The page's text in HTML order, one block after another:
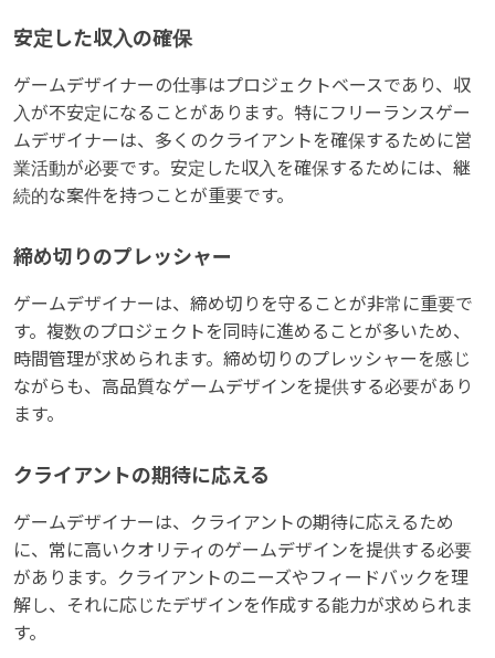
安定した収入の確保
ゲームデザイナーの仕事はプロジェクトベースであり、収
入が不安定になることがあります。特にフリーランスゲー
ムデザイナーは、多くのクライアントを確保するために営
業活動が必要です。安定した収入を確保するためには、継
続的な案件を持つことが重要です。
締め切りのプレッシャー
ゲームデザイナーは、締め切りを守ることが非常に重要で
す。複数のプロジェクトを同時に進めることが多いため、
時間管理が求められます。締め切りのプレッシャーを感じ
ながらも、高品質なゲームデザインを提供する必要があり
ます。
クライアントの期待に応える
ゲームデザイナーは、クライアントの期待に応えるため
に、常に高いクオリティのゲームデザインを提供する必要
があります。クライアントのニーズやフィードバックを理
解し、それに応じたデザインを作成する能力が求められま
す。